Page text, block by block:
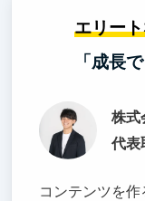
エリー
「成長
株式
代表
コンテンツを